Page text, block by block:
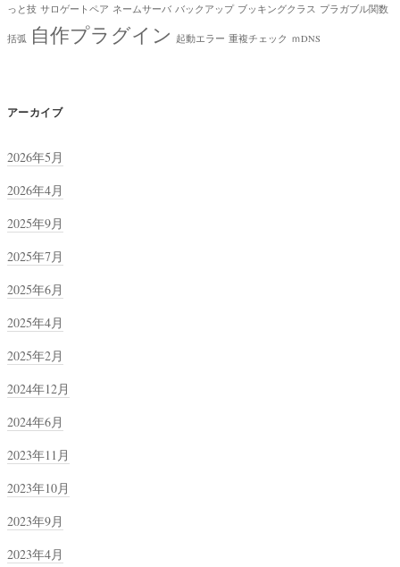
っと技 サロゲートペア ネームサーバ バックアップ ブッキングクラス プラガブル関数
括弧 自作プラグイン 起動エラー 重複チェック ｍDNS
アーカイブ
2026年5月
2026年4月
2025年9月
2025年7月
2025年6月
2025年4月
2025年2月
2024年12月
2024年6月
2023年11月
2023年10月
2023年9月
2023年4月